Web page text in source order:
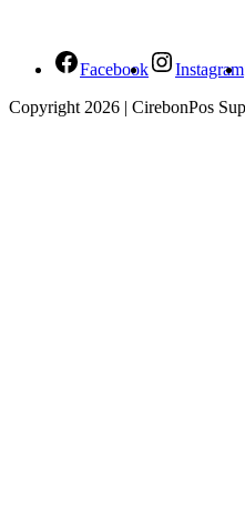
Facebook Instagram
Copyright 2026 | CirebonPos